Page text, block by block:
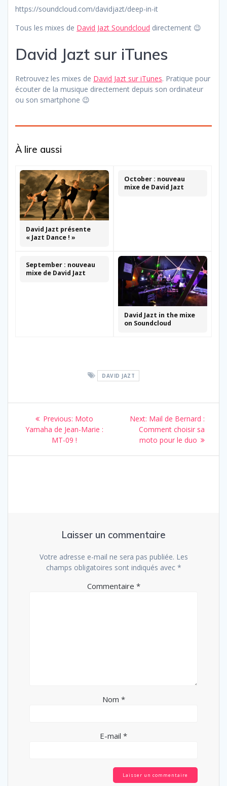
https://soundcloud.com/davidjazt/deep-in-it
Tous les mixes de David Jazt Soundcloud directement 😉
David Jazt sur iTunes
Retrouvez les mixes de David Jazt sur iTunes. Pratique pour
écouter de la musique directement depuis son ordinateur
ou son smartphone 😉
À lire aussi
David Jazt présente
« Jazt Dance ! »
October : nouveau
mixe de David Jazt
September : nouveau
mixe de David Jazt
David Jazt in the mixe
on Soundcloud
DAVID JAZT
Navigation
l’article
Previous: Previous
post:
Moto
Yamaha de Jean-Marie :
MT-09 !
Next: Next
post:
Mail de Bernard :
Comment choisir sa
moto pour le duo
Laisser un commentaire
Votre adresse e-mail ne sera pas publiée. Les
champs obligatoires sont indiqués avec *
Commentaire *
Nom *
E-mail *